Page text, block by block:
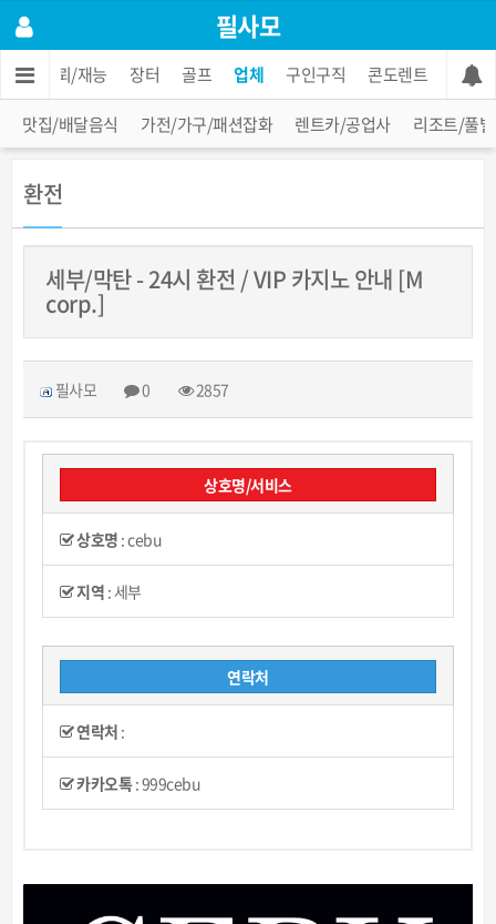
필사모
in 의뢰/재능 장터 골프 업체 구인구직 콘도렌트 필리
맛집/배달음식 가전/가구/패션잡화 렌트카/공업사 리조트/풀
환전
세부/막탄 - 24시 환전 / VIP 카지노 안내 [M
corp.]
필사모 0 2857
상호명/서비스
상호명 :cebu
지역 : 세부
연락처
연락처 :
카카오톡:999cebu